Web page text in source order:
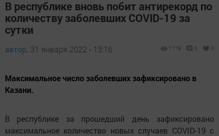
В республике вновь побит антирекорд по
количеству заболевших COVID-19 за
сутки
автор, 31 января 2022 - 13:16 1119 0 0
Максимальное число заболевших зафиксировано в
Казани.
В республике за прошедший день зафиксировано
максимальное количество новых случаев COVID-19 с